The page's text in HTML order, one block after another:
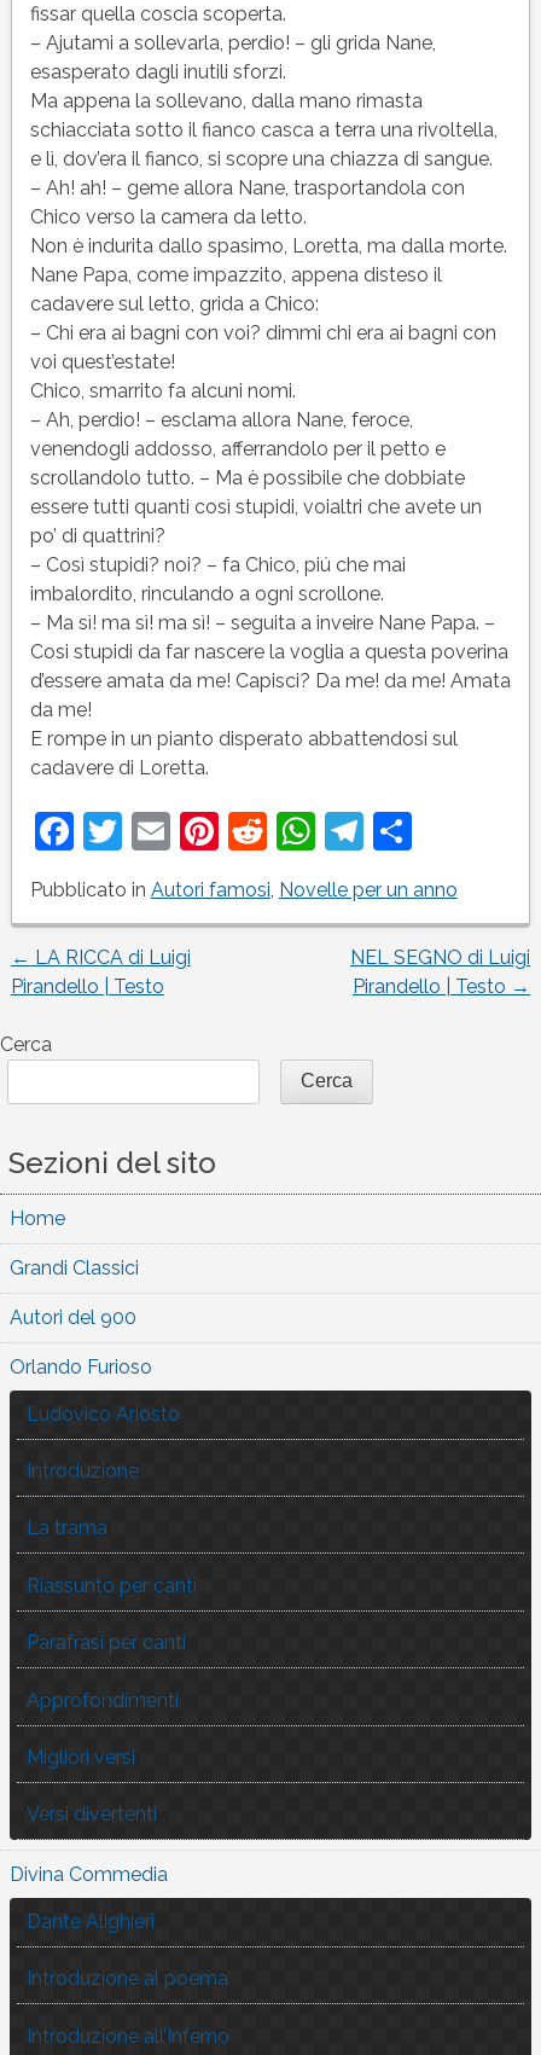
fissar quella coscia scoperta.
– Ajutami a sollevarla, perdio! – gli grida Nane,
esasperato dagli inutili sforzi.
Ma appena la sollevano, dalla mano rimasta
schiacciata sotto il fianco casca a terra una rivoltella,
e lì, dov’era il fianco, si scopre una chiazza di sangue.
– Ah! ah! – geme allora Nane, trasportandola con
Chico verso la camera da letto.
Non è indurita dallo spasimo, Loretta, ma dalla morte.
Nane Papa, come impazzito, appena disteso il
cadavere sul letto, grida a Chico:
– Chi era ai bagni con voi? dimmi chi era ai bagni con
voi quest’estate!
Chico, smarrito fa alcuni nomi.
– Ah, perdio! – esclama allora Nane, feroce,
venendogli addosso, afferrandolo per il petto e
scrollandolo tutto. – Ma è possibile che dobbiate
essere tutti quanti così stupidi, voialtri che avete un
po’ di quattrini?
– Così stupidi? noi? – fa Chico, piú che mai
imbalordito, rinculando a ogni scrollone.
– Ma sì! ma sì! ma sì! – seguita a inveire Nane Papa. –
Cosi stupidi da far nascere la voglia a questa poverina
d’essere amata da me! Capisci? Da me! da me! Amata
da me!
E rompe in un pianto disperato abbattendosi sul
cadavere di Loretta.
Facebook
Twitter
EmailPinterest
Reddit
WhatsApp
Telegram
Pubblicato in Autori famosi, Novelle per un anno
Navigazione
articoli
← LA RICCA di Luigi
Pirandello | Testo
NEL SEGNO di Luigi
Pirandello | Testo →
Cerca
Cerca
Sezioni del sito
Home
Grandi Classici
Autori del 900
Orlando Furioso
Ludovico Ariosto
Introduzione
La trama
Riassunto per canti
Parafrasi per canti
Approfondimenti
Migliori versi
Versi divertenti
Divina Commedia
Dante Alighieri
Introduzione al poema
Introduzione all’Inferno